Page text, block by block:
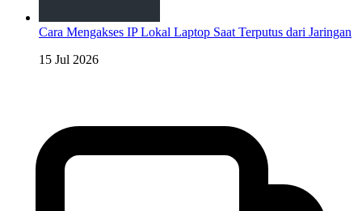
Cara Mengakses IP Lokal Laptop Saat Terputus dari Jaringan
15 Jul 2026